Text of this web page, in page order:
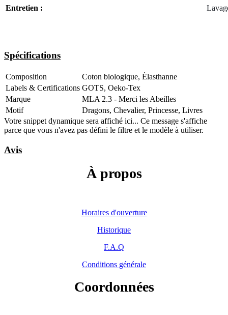
Entretien :
Spécifications
Composition Coton biologique, Élasthanne
Labels & Certifications GOTS, Oeko-Tex
Marque
MLA 2.3 - Merci les Abeilles
Motif
Dragons, Chevalier, Princesse, Livres
Votre snippet dynamique sera affiché ici... Ce message s'affiche
parce que vous n'avez pas défini le filtre et le modèle à utiliser.
Avis
À propos
Horaires d'ouverture
Historique
F.A.Q
Conditions générale
Coordonnées